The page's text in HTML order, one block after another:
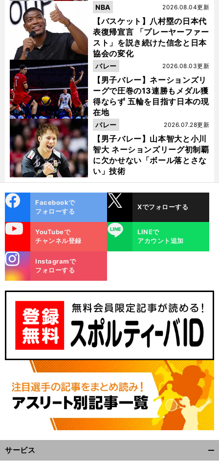
【バスケット】八村塁の日本代
表復帰宣言 「プレーヤーファー
スト」を説き続けた信念と日本
協会の変化
2026.08.04更新
NBA
【男子バレー】ネーションズリ
ーグで圧巻の13連勝もメダル獲
得ならず 五輪を目指す日本の現
在地
2026.08.03更新
バレー
【男子バレー】山本智大と小川
智大 ネーションズリーグ初制覇
に欠かせない「ボール落とさな
い」技術
2026.07.28更新
バレー
ok
Facebookで
フォローする
Xでフォローする
YouTubeで
チャンネル登録
LINE
LINEで
アカウント追加
m
Instagramで
フォローする
サービス